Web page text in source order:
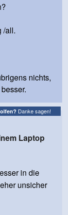
/all.
nichts,
Danke sagen!
Laptop
in die
unsicher